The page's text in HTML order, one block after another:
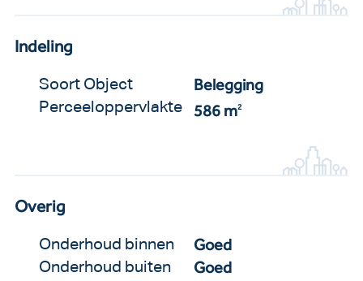
Indeling
Soort Object Belegging
Perceeloppervlakte 586 m2
Overig
Onderhoud binnen Goed
Onderhoud buiten Goed